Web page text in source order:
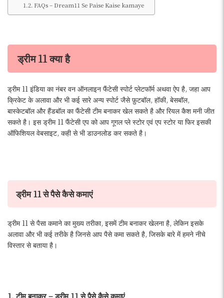
FAQs – Dream11 Se Paise Kaise kamaye
ड्रीम 11 क्या है
ड्रीम 11 इंडिया का नंबर वन ऑनलाइन फैंटेसी स्पोर्ट प्लेटफॉर्म अथवा ऐप है, जहा आप
क्रिकेट के अलावा और भी कई सारे अन्य स्पोर्ट जैसे फ़ुटबॉल, हॉकी, बेसबॉल,
बास्केटबॉल और हैंडबॉल का फैंटेसी टीम बनाकर खेल सकते है और रियल कैश मनी जीत
सकते है। इस ड्रीम 11 फैंटेसी एप को आप गूगल प्ले स्टोर एवं एप स्टोर या फिर इसकी
ऑफिशियल वेबसाइट, कही से भी डाउनलोड कर सकते है।
ड्रीम 11 से पैसे कैसे कमाएं
ड्रीम 11 से पैसा कमाने का मुख्य तरीका, इसमें टीम बनाकर खेलना है, लेकिन इसके
अलावा और भी कई तरीके है जिनसे आप पैसे कमा सकते है, जिसके बारे में हमने नीचे
विस्तार से बताया है।
1. टीम बनाकर – ड्रीम 11 से पैसे कैसे कमाएं